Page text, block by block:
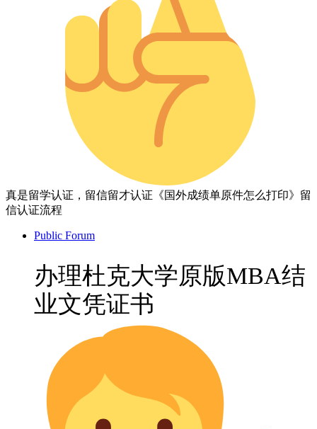
真是留学认证，留信留才认证《国外成绩单原件怎么打印》留
信认证流程
Public Forum
办理杜克大学原版MBA结
业文凭证书